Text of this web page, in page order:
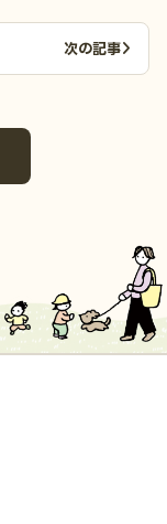
次の記事